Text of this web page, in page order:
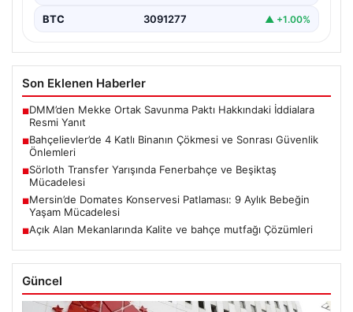
BTC 3091277 ▲ +1.00%
Son Eklenen Haberler
■DMM’den Mekke Ortak Savunma Paktı Hakkındaki İddialara
Resmi Yanıt
■Bahçelievler’de 4 Katlı Binanın Çökmesi ve Sonrası Güvenlik
Önlemleri
■Sörloth Transfer Yarışında Fenerbahçe ve Beşiktaş
Mücadelesi
■Mersin’de Domates Konservesi Patlaması: 9 Aylık Bebeğin
Yaşam Mücadelesi
■Açık Alan Mekanlarında Kalite ve bahçe mutfağı Çözümleri
Güncel